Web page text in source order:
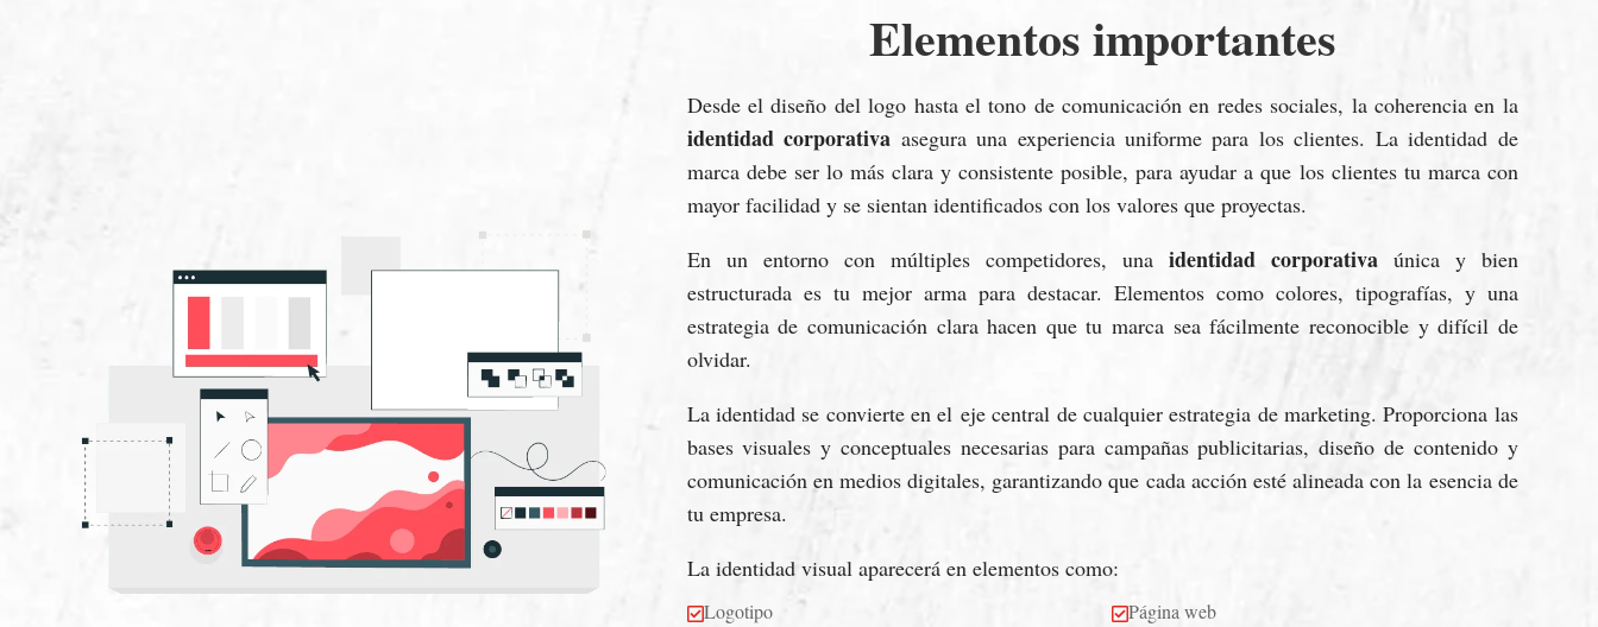
Elementos importantes
Desde el diseño del logo hasta el tono de comunicación en redes sociales, la coherencia en la
identidad corporativa asegura una experiencia uniforme para los clientes. La identidad de
marca debe ser lo más clara y consistente posible, para ayudar a que los clientes tu marca con
mayor facilidad y se sientan identificados con los valores que proyectas.
En un entorno con múltiples competidores, una identidad corporativaúnica y bien
estructurada es tu mejor arma para destacar. Elementos como colores, tipografías, y una
estrategia de comunicación clara hacen que tu marca sea fácilmente reconocible y difícil de
olvidar.
La identidad se convierte en el eje central de cualquier estrategia de marketing. Proporciona las
bases visuales y conceptuales necesarias para campañas publicitarias, diseño de contenido y
comunicación en medios digitales, garantizando que cada acción esté alineada con la esencia de
tu empresa.
La identidad visual aparecerá en elementos como:
Logotipo Página web